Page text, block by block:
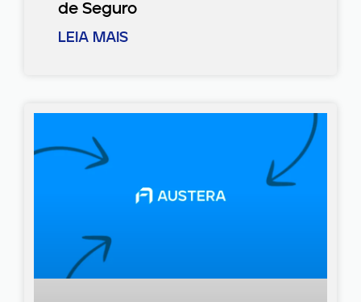
de Seguro
LEIA MAIS